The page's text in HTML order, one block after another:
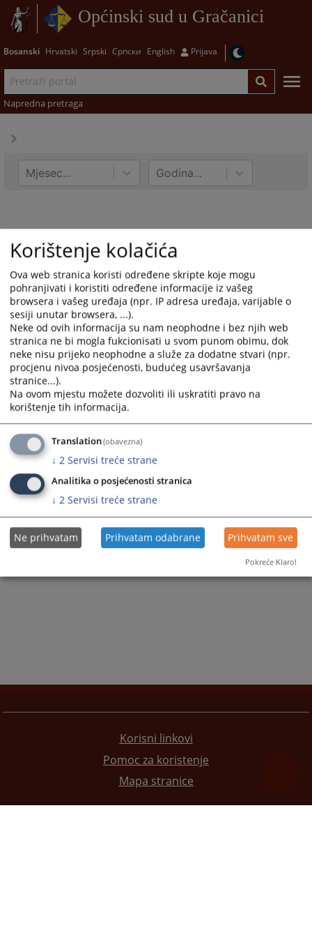
Općinski sud u Gračanici
Bosanski Hrvatski Srpski Српски English Prijava
Napredna pretraga
Mjesec... Godina...
Trenutno nema vijesti
Korisni linkovi
Pomoc za koristenje
Mapa stranice
Korištenje kolačića
Ova web stranica koristi određene skripte koje mogu
pohranjivati i koristiti određene informacije iz vašeg
browsera i vašeg uređaja (npr. IP adresa uređaja, varijable o
sesiji unutar browsera, ...).
Neke od ovih informacija su nam neophodne i bez njih web
stranica ne bi mogla fukcionisati u svom punom obimu, dok
neke nisu prijeko neophodne a služe za dodatne stvari (npr.
procjenu nivoa posjećenosti, budućeg usavršavanja
stranice...).
Na ovom mjestu možete dozvoliti ili uskratiti pravo na
korištenje tih informacija.
Translation(obavezna)
↓ 2 Servisi treće strane
Analitika o posjećenosti stranica
↓ 2 Servisi treće strane
Ne prihvatam Prihvatam odabrane Prihvatam sve
Pokreće Klaro!